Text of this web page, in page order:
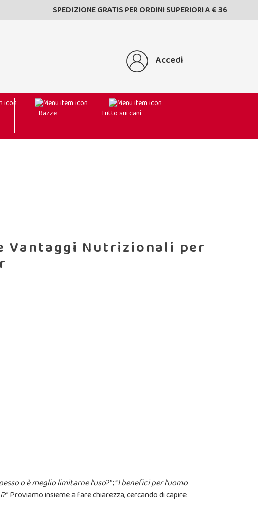
SPEDIZIONE GRATIS PER ORDINI SUPERIORI A € 36
Accedi
Razze Tutto sui cani
Vantaggi Nutrizionali per
o è meglio limitarne l’uso?”; “I benefici per l’uomo
?” Proviamo insieme a fare chiarezza, cercando di capire